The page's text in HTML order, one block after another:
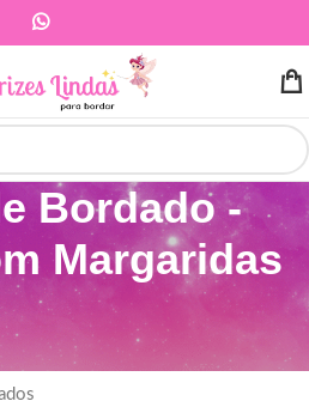
Bordado -
Margaridas
“Matriz de Bordado - Jardim com